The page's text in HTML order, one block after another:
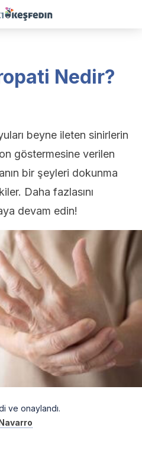
Nedir?
beyne ileten sinirlerin
göstermesine verilen
bir şeyleri dokunma
Daha fazlasını
devam edin!
ve onaylandı.